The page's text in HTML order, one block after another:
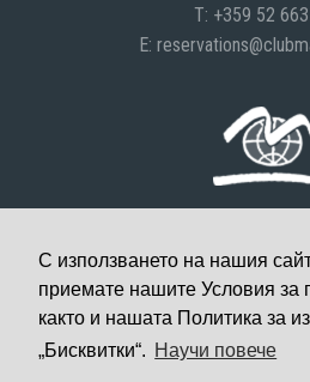
С използването на нашия
приемате нашите Условия за
както и нашата Политика за
„Бисквитки“. Научи повече
T: +359 52
E:
Можете да платите с:
© 2008-2026 Клуб Магелан,